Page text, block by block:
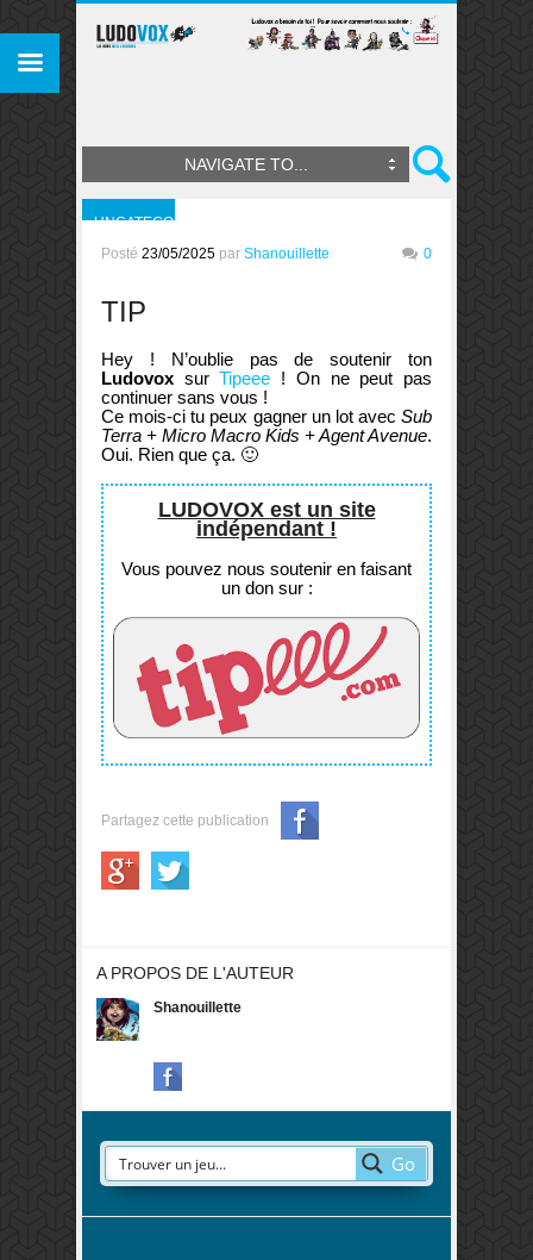
NAVIGATE TO...
UNCATEGORIZED
Posté 23/05/2025 par Shanouillette 0
TIP
Hey ! N’oublie pas de soutenir ton
Ludovox surTipeee ! On ne peut pas
continuer sans vous !
Ce mois-ci tu peux gagner un lot avec Sub
Terra + Micro Macro Kids + Agent Avenue.
Oui. Rien que ça. 🙂
LUDOVOX est un site
indépendant !
Vous pouvez nous soutenir en faisant
un don sur :
Partagez cette publication
A PROPOS DE L'AUTEUR
Shanouillette
Go